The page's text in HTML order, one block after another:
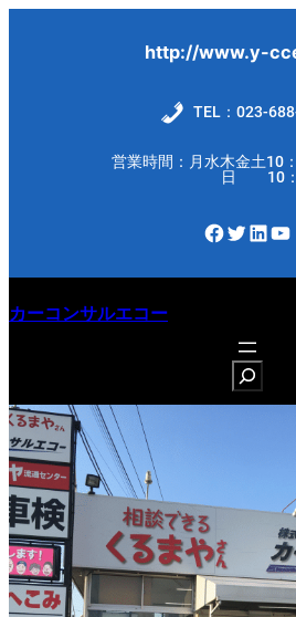
http://www.y-
TEL：023-
営業時間：月水木金土10
日 10：00 –
Facebook Twitter LinkedIn YouTube
カーコンサルエコー
e
a
r
c
h